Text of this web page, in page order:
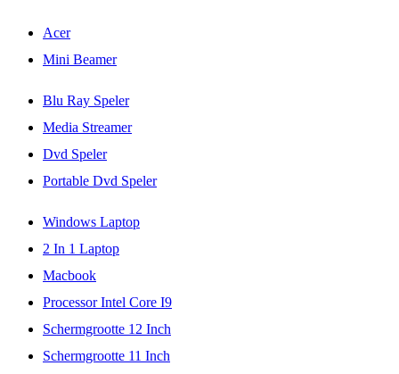
Acer
Mini Beamer
Blu Ray Speler
Media Streamer
Dvd Speler
Portable Dvd Speler
Windows Laptop
2 In 1 Laptop
Macbook
Processor Intel Core I9
Schermgrootte 12 Inch
Schermgrootte 11 Inch